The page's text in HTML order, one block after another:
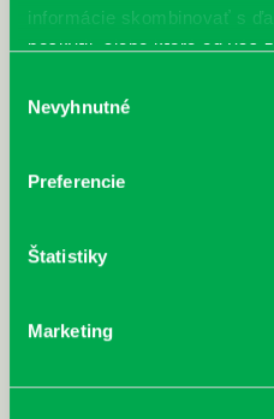
informácie skombinovať s
poskytli, alebo ktoré od vás
súhlasu
Nevyhnutné
Preferencie
Štatistiky
Marketing